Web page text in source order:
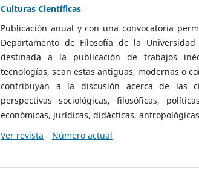
Culturas Científicas
Publicación anual y con una convocatoria
Departamento de Filosofía de la
destinada a la publicación de trabajos
tecnologías, sean estas antiguas, modernas o
contribuyan a la discusión acerca de las
perspectivas sociológicas, filosóficas,
económicas, jurídicas, didácticas,
Ver revista
Número actual